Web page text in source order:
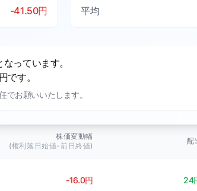
-41.50円
平均
っています。
です。
お願いいたします。
株価変動幅
(権利落日始値-前日終値)
配
-16.0円 24